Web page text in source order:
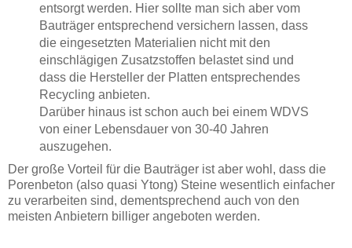
entsorgt werden. Hier sollte man sich aber vom
Bauträger entsprechend versichern lassen, dass
die eingesetzten Materialien nicht mit den
einschlägigen Zusatzstoffen belastet sind und
dass die Hersteller der Platten entsprechendes
Recycling anbieten.
Darüber hinaus ist schon auch bei einem WDVS
von einer Lebensdauer von 30-40 Jahren
auszugehen.
Der große Vorteil für die Bauträger ist aber wohl, dass die
Porenbeton (also quasi Ytong) Steine wesentlich einfacher
zu verarbeiten sind, dementsprechend auch von den
meisten Anbietern billiger angeboten werden.